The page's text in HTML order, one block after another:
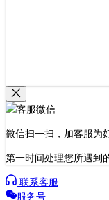
微信扫一扫，加客服为
第一时间处理您所遇到
联系客服
服务号